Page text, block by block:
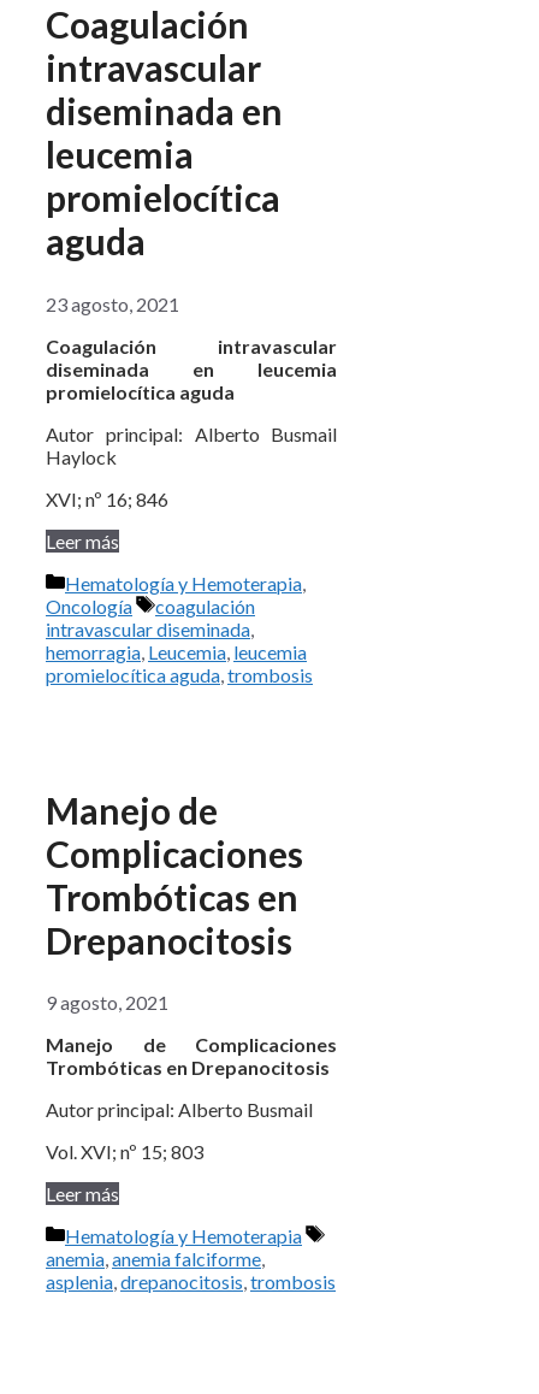
Coagulación
intravascular
diseminada en
leucemia
promielocítica
aguda
23 agosto, 2021
Coagulación intravascular
diseminada en leucemia
promielocítica aguda
Autor principal: Alberto Busmail
Haylock
XVI; nº 16; 846
Leer más
Categorías
Hematología y Hemoterapia
Oncología
Etiquetas
coagulación
intravascular diseminada
hemorragia Leucemia leucemia
promielocítica aguda trombosis
Manejo de
Complicaciones
Trombóticas en
Drepanocitosis
9 agosto, 2021
Manejo de Complicaciones
Trombóticas en Drepanocitosis
Autor principal: Alberto Busmail
Vol. XVI; nº 15; 803
Leer más
Categorías
Hematología y Hemoterapia
Etiquetas
anemia,anemia falciforme,
asplenia,drepanocitosis,trombosis